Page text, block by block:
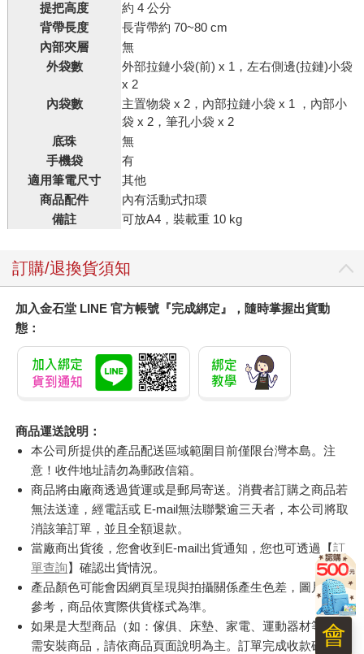
提把高度
約 4 公分
背帶長度
長背帶約 70~80 cm
內部夾層
無
外袋數
外部拉鏈小袋(前) x 1，左右側邊(拉鏈)小袋
x 2
內袋數
主置物袋 x 2，內部拉鏈小袋 x 1 ，內部小
袋 x 2，筆孔小袋 x 2
底珠
無
手機袋
有
適用筆電尺寸
其他
商品配件
內有活動式扣環
備註
可放A4，裝載重 10 kg
訂購/退換貨須知
加入金石堂 LINE 官方帳號『完成綁定』，隨時掌握出貨動
態：
商品運送說明：
本公司所提供的產品配送區域範圍目前僅限台灣本島。注
意！收件地址請勿為郵政信箱。
商品將由廠商透過貨運或是郵局寄送。消費者訂購之商品若
無法送達，經電話或 E-mail無法聯繫逾三天者，本公司將取
消該筆訂單，並且全額退款。
當廠商出貨後，您會收到E-mail出貨通知，您也可透過【訂
單查詢】確認出貨情況。
產品顏色可能會因網頁呈現與拍攝關係產生色差，圖片僅供
參考，商品依實際供貨樣式為準。
如果是大型商品（如：傢俱、床墊、家電、運動器材等）及
需安裝商品，請依商品頁面說明為主。訂單完成收款確認
會